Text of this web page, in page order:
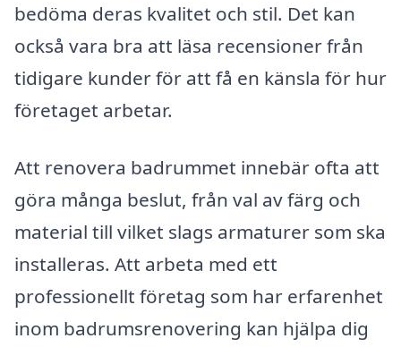
bedöma deras kvalitet och stil. Det kan
också vara bra att läsa recensioner från
tidigare kunder för att få en känsla för hur
företaget arbetar.
Att renovera badrummet innebär ofta att
göra många beslut, från val av färg och
material till vilket slags armaturer som ska
installeras. Att arbeta med ett
professionellt företag som har erfarenhet
inom badrumsrenovering kan hjälpa dig